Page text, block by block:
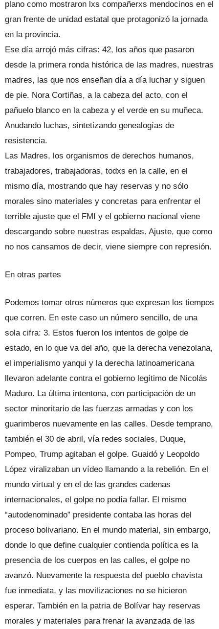
plano como mostraron lxs compañerxs mendocinos en el
gran frente de unidad estatal que protagonizó la jornada
en la provincia.
Ese día arrojó más cifras: 42, los años que pasaron
desde la primera ronda histórica de las madres, nuestras
madres, las que nos enseñan día a día luchar y siguen
de pie. Nora Cortiñas, a la cabeza del acto, con el
pañuelo blanco en la cabeza y el verde en su muñeca.
Anudando luchas, sintetizando genealogías de
resistencia.
Las Madres, los organismos de derechos humanos,
trabajadores, trabajadoras, todxs en la calle, en el
mismo día, mostrando que hay reservas y no sólo
morales sino materiales y concretas para enfrentar el
terrible ajuste que el FMI y el gobierno nacional viene
descargando sobre nuestras espaldas. Ajuste, que como
no nos cansamos de decir, viene siempre con represión.
En otras partes
Podemos tomar otros números que expresan los tiempos
que corren. En este caso un número sencillo, de una
sola cifra: 3. Estos fueron los intentos de golpe de
estado, en lo que va del año, que la derecha venezolana,
el imperialismo yanqui y la derecha latinoamericana
llevaron adelante contra el gobierno legítimo de Nicolás
Maduro. La última intentona, con participación de un
sector minoritario de las fuerzas armadas y con los
guarimberos nuevamente en las calles. Desde temprano,
también el 30 de abril, vía redes sociales, Duque,
Pompeo, Trump agitaban el golpe. Guaidó y Leopoldo
López viralizaban un vídeo llamando a la rebelión. En el
mundo virtual y en el de las grandes cadenas
internacionales, el golpe no podía fallar. El mismo
“autodenominado” presidente contaba las horas del
proceso bolivariano. En el mundo material, sin embargo,
donde lo que define cualquier contienda política es la
presencia de los cuerpos en las calles, el golpe no
avanzó. Nuevamente la respuesta del pueblo chavista
fue inmediata, y las movilizaciones no se hicieron
esperar. También en la patria de Bolívar hay reservas
morales y materiales para frenar la avanzada de las